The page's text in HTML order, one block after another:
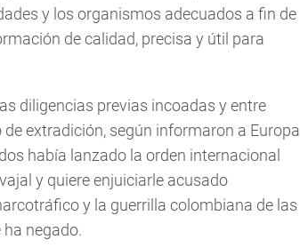
y los organismos adecuados a fin de
de calidad, precisa y útil para
diligencias previas incoadas y entre
extradición, según informaron a Europa
había lanzado la orden internacional
y quiere enjuiciarle acusado
y la guerrilla colombiana de las
ha negado.